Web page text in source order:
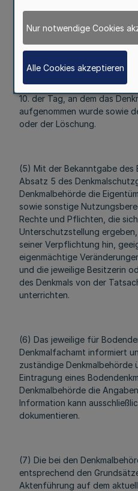
8. die
9. die Angabe der
10. der Tag, an dem das
aufgenommen wurde sowie
oder der Löschung.
(5) Mit der Bekanntgabe des
Absatz 5 des
Denkmalbehörde die
sowie sonstige
Rechte und Pflichten, die
Unterschutzstellung
seiner Verpflichtung hin,
eigenmächtige
und die jeweilige Besitzerin
des Denkmals von der
unterrichten.
(6) Das jeweilige für
Denkmalfachamt informiert
zuständige Denkmalbehörde
Eintragung eines
Denkmalbehörde die
Information kann
dokumentieren.
(7) Die bei den
entsprechend den
Aktenführung auf dem
Nur notwendige Cookies
Alle Cookies akzeptieren